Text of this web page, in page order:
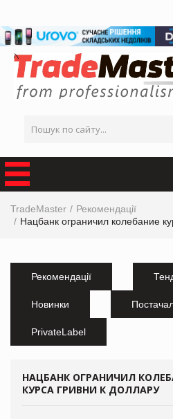
TradeMaster
Рекомендації
Нацбанк ограничил колебание
Рекомендації
Новинки
PrivateLabel
НАЦБАНК ОГРАНИЧИЛ
КУРСА ГРИВНИ К ДОЛЛАРУ